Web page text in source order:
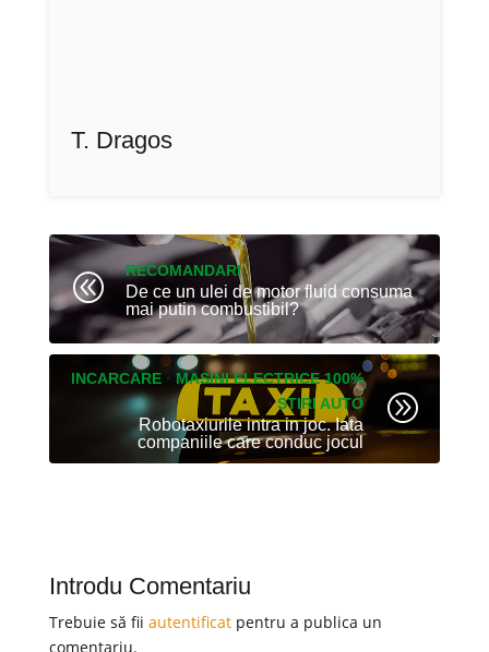
T. Dragos
@ RECOMANDARI
De ce un ulei de motor fluid consuma
mai putin combustibil?
INCARCARE
MASINI ELECTRICE 100%
•STIRI AUTO
Robotaxiurile intra in joc. Iata
companiile care conduc jocul
A
Introdu Comentariu
Trebuie să fii autentificatpentru a publica un
comentariu.